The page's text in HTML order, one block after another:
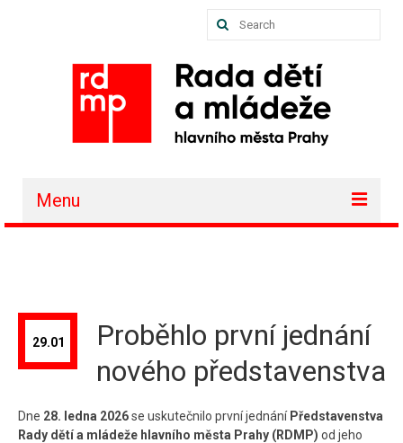
Search
Menu
Členské organizace
Vzdělávání
Kontakt
29.01
Proběhlo první jednání
nového představenstva
Dne 28. ledna 2026se uskutečnilo první jednání Představenstva
Rady dětí a mládeže hlavního města Prahy (RDMP) od jeho